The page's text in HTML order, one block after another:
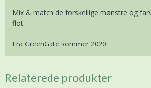
Mix & match de forskellige mønstre og
flot.
Fra GreenGate sommer 2020.
Relaterede produkter